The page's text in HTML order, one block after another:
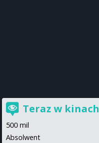
Teraz w kinach
500 mil
Absolwent